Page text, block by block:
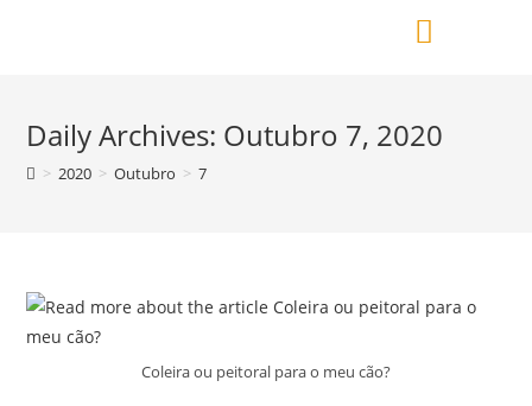
Daily Archives: Outubro 7, 2020
> 2020 > Outubro > 7
Coleira ou peitoral para o meu cão?